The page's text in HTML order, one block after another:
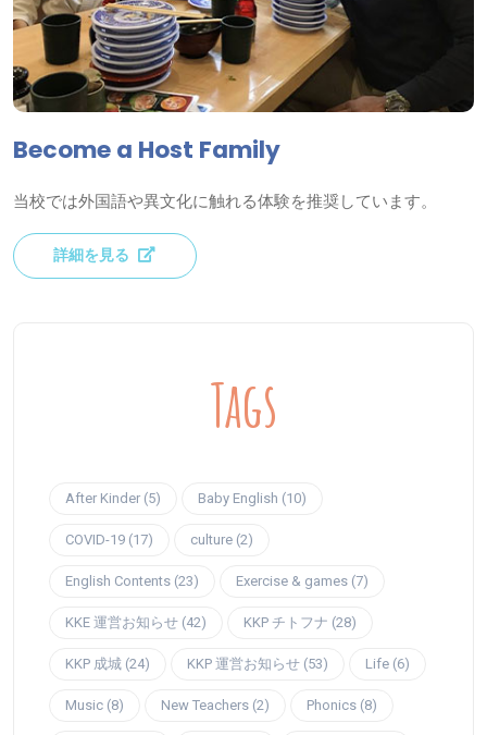
Become a Host Family
当校では外国語や異文化に触れる体験を推奨しています。
詳細を見る
Tags
After Kinder (5) Baby English (10)
COVID-19 (17) culture (2)
English Contents (23) Exercise & games (7)
KKE 運営お知らせ (42) KKP チトフナ (28)
KKP 成城 (24) KKP 運営お知らせ (53) Life (6)
Music (8) New Teachers (2) Phonics (8)